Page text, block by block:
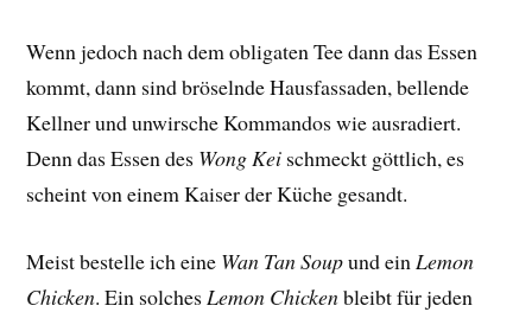
Wenn jedoch nach dem obligaten Tee dann das Essen
kommt, dann sind bröselnde Hausfassaden, bellende
Kellner und unwirsche Kommandos wie ausradiert.
Denn das Essen des Wong Kei schmeckt göttlich, es
scheint von einem Kaiser der Küche gesandt.
Meist bestelle ich eine Wan Tan Soupund ein Lemon
Chicken. Ein solches Lemon Chickenbleibt für jeden